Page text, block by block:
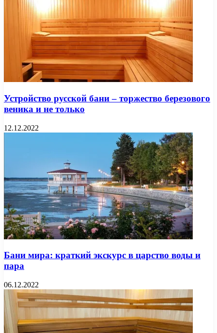
Устройство русской бани – торжество березового
веника и не только
12.12.2022
Бани мира: краткий экскурс в царство воды и
пара
06.12.2022